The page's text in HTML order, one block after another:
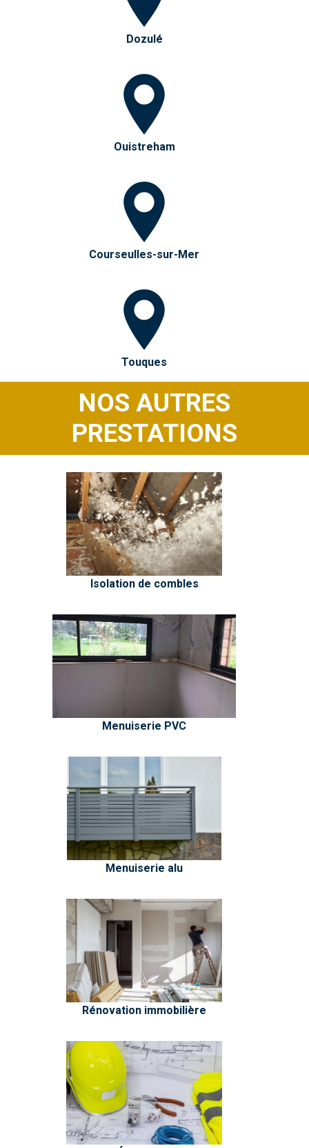
Dozulé
Ouistreham
Courseulles-sur-Mer
Touques
NOS AUTRES
PRESTATIONS
Isolation de combles
Menuiserie PVC
Menuiserie alu
Rénovation immobilière